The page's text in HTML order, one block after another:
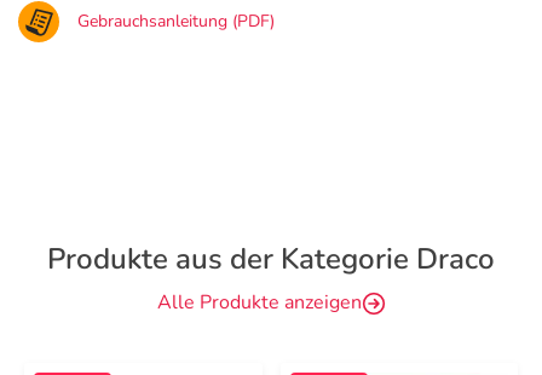
Gebrauchsanleitung (PDF)
Produkte aus der Kategorie Draco
Alle Produkte anzeigen